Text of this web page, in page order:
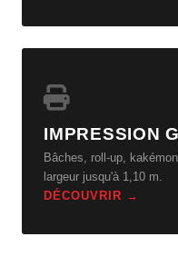
IMPRESSION
Bâches, roll-up,
largeur jusqu'à 1,10 m.
DÉCOUVRIR →